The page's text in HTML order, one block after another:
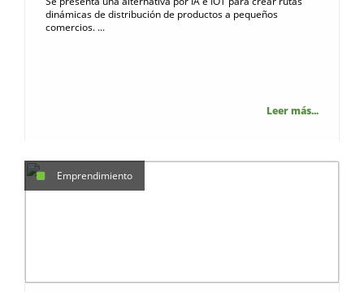
dinámicas de distribución de productos a pequeños
comercios. ...
Leer más...
Emprendimiento